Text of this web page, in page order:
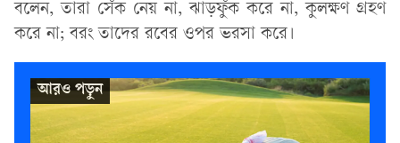
বলেন, তারা সেঁক নেয় না, ঝাড়ফুঁক করে না, কুলক্ষণ গ্রহণ
করে না; বরং তাদের রবের ওপর ভরসা করে।